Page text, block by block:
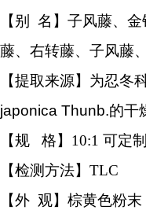
【别 名】 子风藤、
藤、右转藤、子风藤
【提取来源】 为忍冬
japonica Thunb.的干
【规 格】10:1 可定
【检测方法】TLC
【外 观】棕黄色粉末